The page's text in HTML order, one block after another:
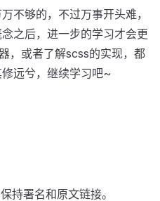
不够的，不过万事开头难，
之后，进一步的学习才会更
，或者了解scss的实现，都
远兮，继续学习吧~
持署名和原文链接。